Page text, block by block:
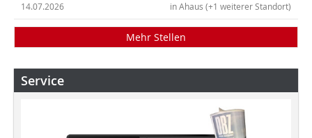
in Ahaus (+1 weiterer Standort)
14.07.2026
Mehr Stellen
Service